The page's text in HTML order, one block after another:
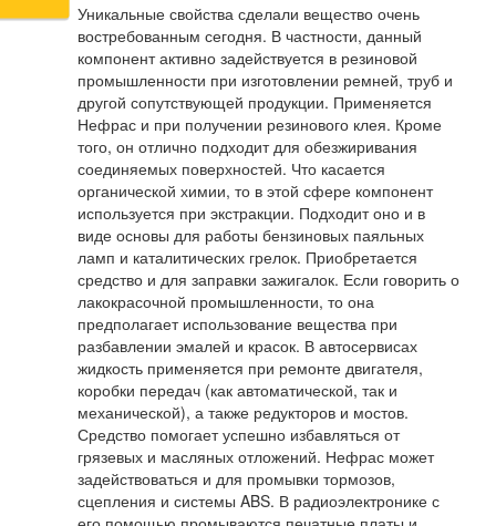
Уникальные свойства сделали вещество очень
востребованным сегодня. В частности, данный
компонент активно задействуется в резиновой
промышленности при изготовлении ремней, труб и
другой сопутствующей продукции. Применяется
Нефрас и при получении резинового клея. Кроме
того, он отлично подходит для обезжиривания
соединяемых поверхностей. Что касается
органической химии, то в этой сфере компонент
используется при экстракции. Подходит оно и в
виде основы для работы бензиновых паяльных
ламп и каталитических грелок. Приобретается
средство и для заправки зажигалок. Если говорить о
лакокрасочной промышленности, то она
предполагает использование вещества при
разбавлении эмалей и красок. В автосервисах
жидкость применяется при ремонте двигателя,
коробки передач (как автоматической, так и
механической), а также редукторов и мостов.
Средство помогает успешно избавляться от
грязевых и масляных отложений. Нефрас может
задействоваться и для промывки тормозов,
сцепления и системы ABS. В радиоэлектронике с